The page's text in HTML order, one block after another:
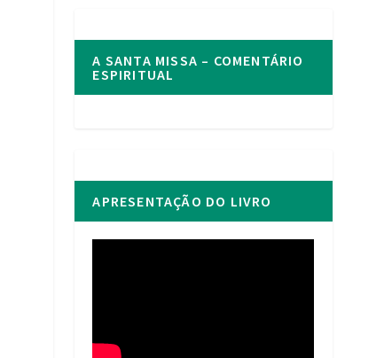
A SANTA MISSA – COMENTÁRIO
ESPIRITUAL
APRESENTAÇÃO DO LIVRO